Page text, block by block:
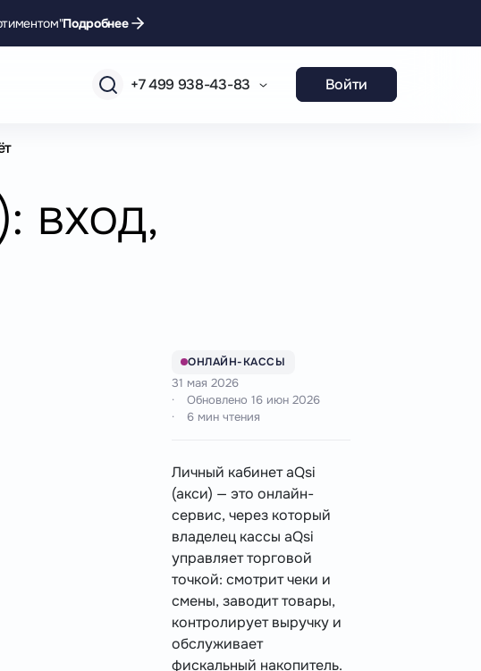
Подробнее
+7 499 938-43-83 Войти
вход,
ОНЛАЙН-КАССЫ
31 мая 2026
Обновлено 16 июн 2026
6 мин чтения
Личный кабинет aQsi
(акси) — это онлайн-
сервис, через который
владелец кассы aQsi
управляет торговой
точкой: смотрит чеки и
смены, заводит товары,
контролирует выручку и
обслуживает
фискальный накопитель.